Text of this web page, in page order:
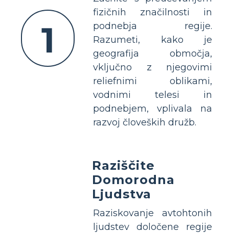
1
fizičnih značilnosti in
podnebja regije.
Razumeti, kako je
geografija območja,
vključno z njegovimi
reliefnimi oblikami,
vodnimi telesi in
podnebjem, vplivala na
razvoj človeških družb.
Raziščite
Domorodna
Ljudstva
Raziskovanje avtohtonih
ljudstev določene regije